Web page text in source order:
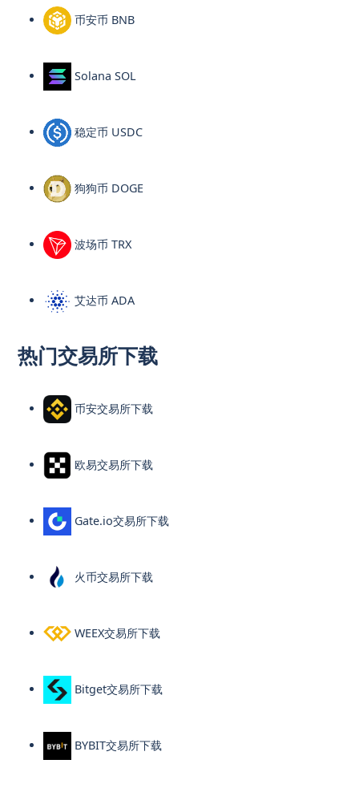
币安币 BNB
Solana SOL
稳定币 USDC
狗狗币 DOGE
波场币 TRX
艾达币 ADA
热门交易所下载
币安交易所下载
欧易交易所下载
Gate.io交易所下载
火币交易所下载
WEEX交易所下载
Bitget交易所下载
BYBIT交易所下载